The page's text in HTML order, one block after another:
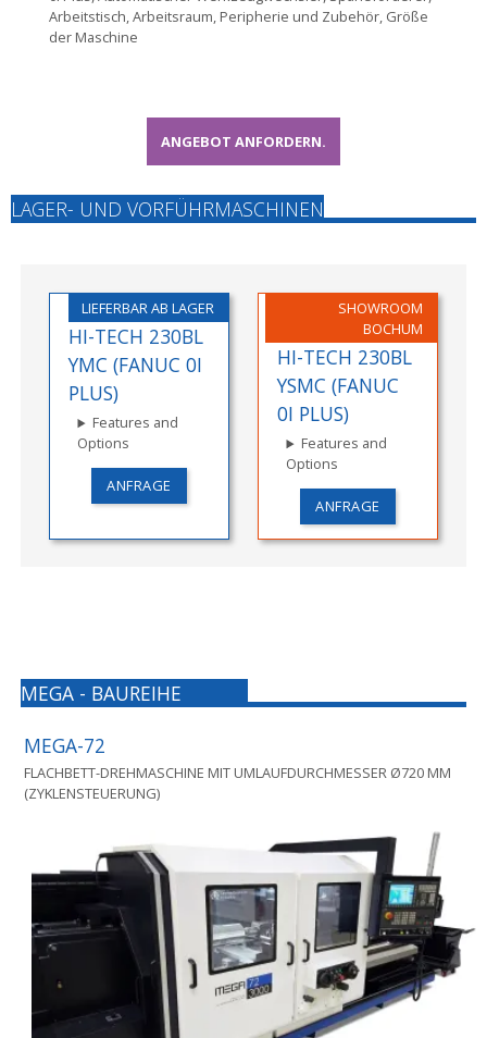
Arbeitstisch, Arbeitsraum, Peripherie und Zubehör, Größe
der Maschine
ANGEBOT ANFORDERN.
LAGER- UND VORFÜHRMASCHINEN
LIEFERBAR AB LAGER
HI-TECH 230BL
YMC (FANUC 0I
PLUS)
Features and
Options
ANFRAGE
SHOWROOM
BOCHUM
HI-TECH 230BL
YSMC (FANUC
0I PLUS)
Features and
Options
ANFRAGE
MEGA - BAUREIHE
MEGA-72
FLACHBETT-DREHMASCHINE MIT UMLAUFDURCHMESSER Ø720 MM
(ZYKLENSTEUERUNG)